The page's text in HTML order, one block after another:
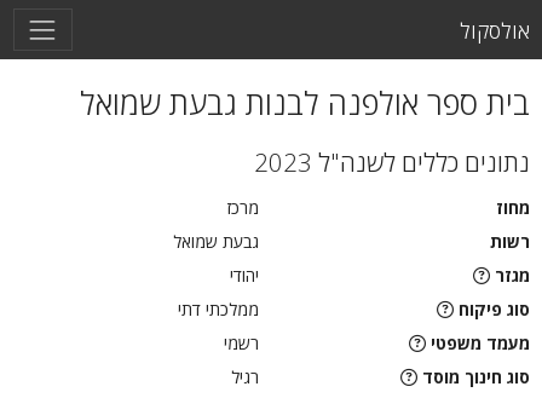
אולסקול
בית ספר אולפנה לבנות גבעת שמואל
נתונים כללים לשנה"ל 2023
מחוז
מרכז
רשות
גבעת שמואל
מגזר
יהודי
סוג פיקוח
ממלכתי דתי
מעמד משפטי
רשמי
סוג חינוך מוסד
רגיל